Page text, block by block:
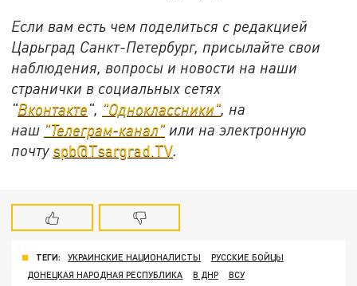
Если вам есть чем поделиться с редакцией
Царьград Санкт-Петербург, присылайте свои
наблюдения, вопросы и новости на наши
странички в социальных сетях
"Вконтакте", "Одноклассники", на
наш "Телеграм-канал" или на электронную
почту spb@Tsargrad.TV.
ТЕГИ: УКРАИНСКИЕ НАЦИОНАЛИСТЫ
РУССКИЕ БОЙЦЫ
ДОНЕЦКАЯ НАРОДНАЯ РЕСПУБЛИКА
В ДНР
ВСУ